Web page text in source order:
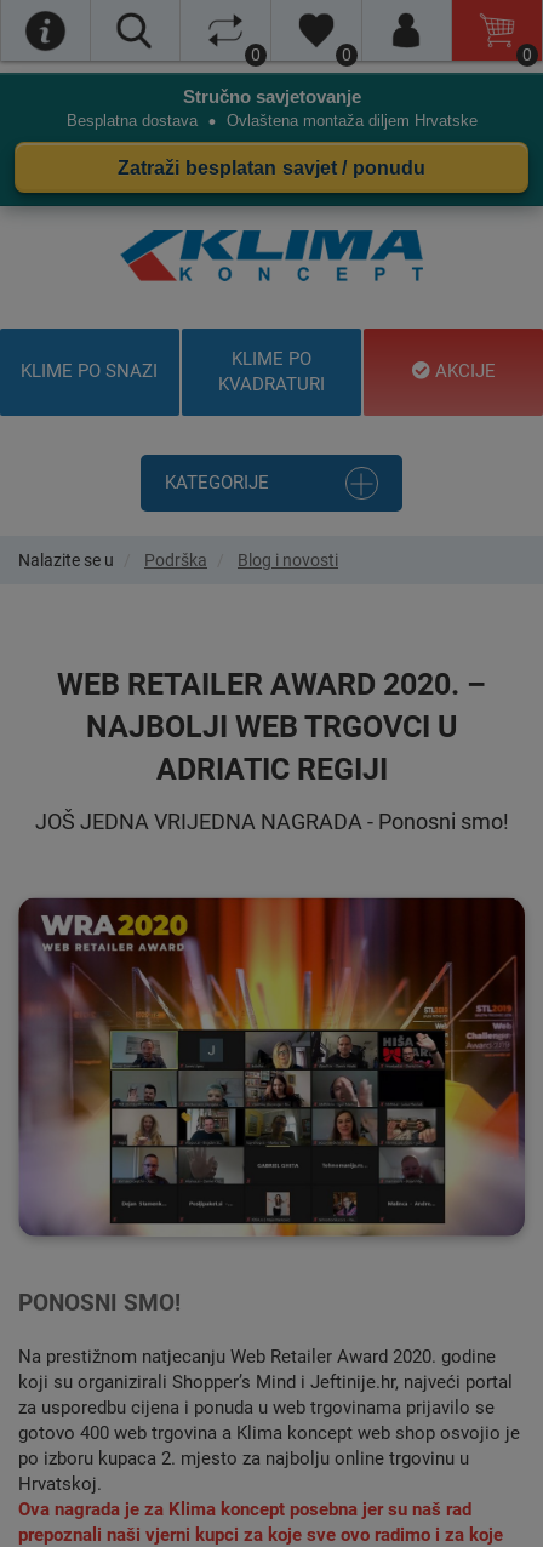
0 0 0
Stručno savjetovanje
Besplatna dostava • Ovlaštena montaža diljem Hrvatske
Zatraži besplatan savjet / ponudu
KLIME PO SNAZI
KLIME PO
KVADRATURI
AKCIJE
KATEGORIJE
Nalazite se u Podrška Blog i novosti
WEB RETAILER AWARD 2020. –
NAJBOLJI WEB TRGOVCI U
ADRIATIC REGIJI
JOŠ JEDNA VRIJEDNA NAGRADA - Ponosni smo!
PONOSNI SMO!
Na prestižnom natjecanju Web Retailer Award 2020. godine
koji su organizirali Shopper’s Mind i Jeftinije.hr, najveći portal
za usporedbu cijena i ponuda u web trgovinama prijavilo se
gotovo 400 web trgovina a Klima koncept web shop osvojio je
po izboru kupaca 2. mjesto za najbolju online trgovinu u
Hrvatskoj.
Ova nagrada je za Klima koncept posebna jer su naš rad
prepoznali naši vjerni kupci za koje sve ovo radimo i za koje